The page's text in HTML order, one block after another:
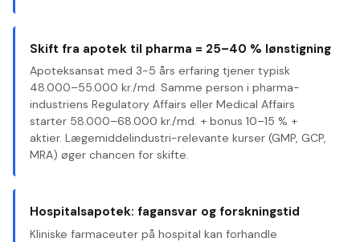
Skift fra apotek til pharma = 25–40 % lønstigning
Apoteksansat med 3-5 års erfaring tjener typisk
48.000–55.000 kr./md. Samme person i pharma-
industriens Regulatory Affairs eller Medical Affairs
starter 58.000–68.000 kr./md. + bonus 10–15 % +
aktier. Lægemiddelindustri-relevante kurser (GMP, GCP,
MRA) øger chancen for skifte.
Hospitalsapotek: fagansvar og forskningstid
Kliniske farmaceuter på hospital kan forhandle